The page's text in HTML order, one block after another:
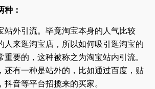
种：
站外引流。毕竟淘宝本身的人气比较
人来逛淘宝店，所以如何吸引逛淘宝的
重要的，这种被称之为淘宝站内引流。
还有一种是站外的，比如通过百度，贴
抖音等平台招揽来的买家。